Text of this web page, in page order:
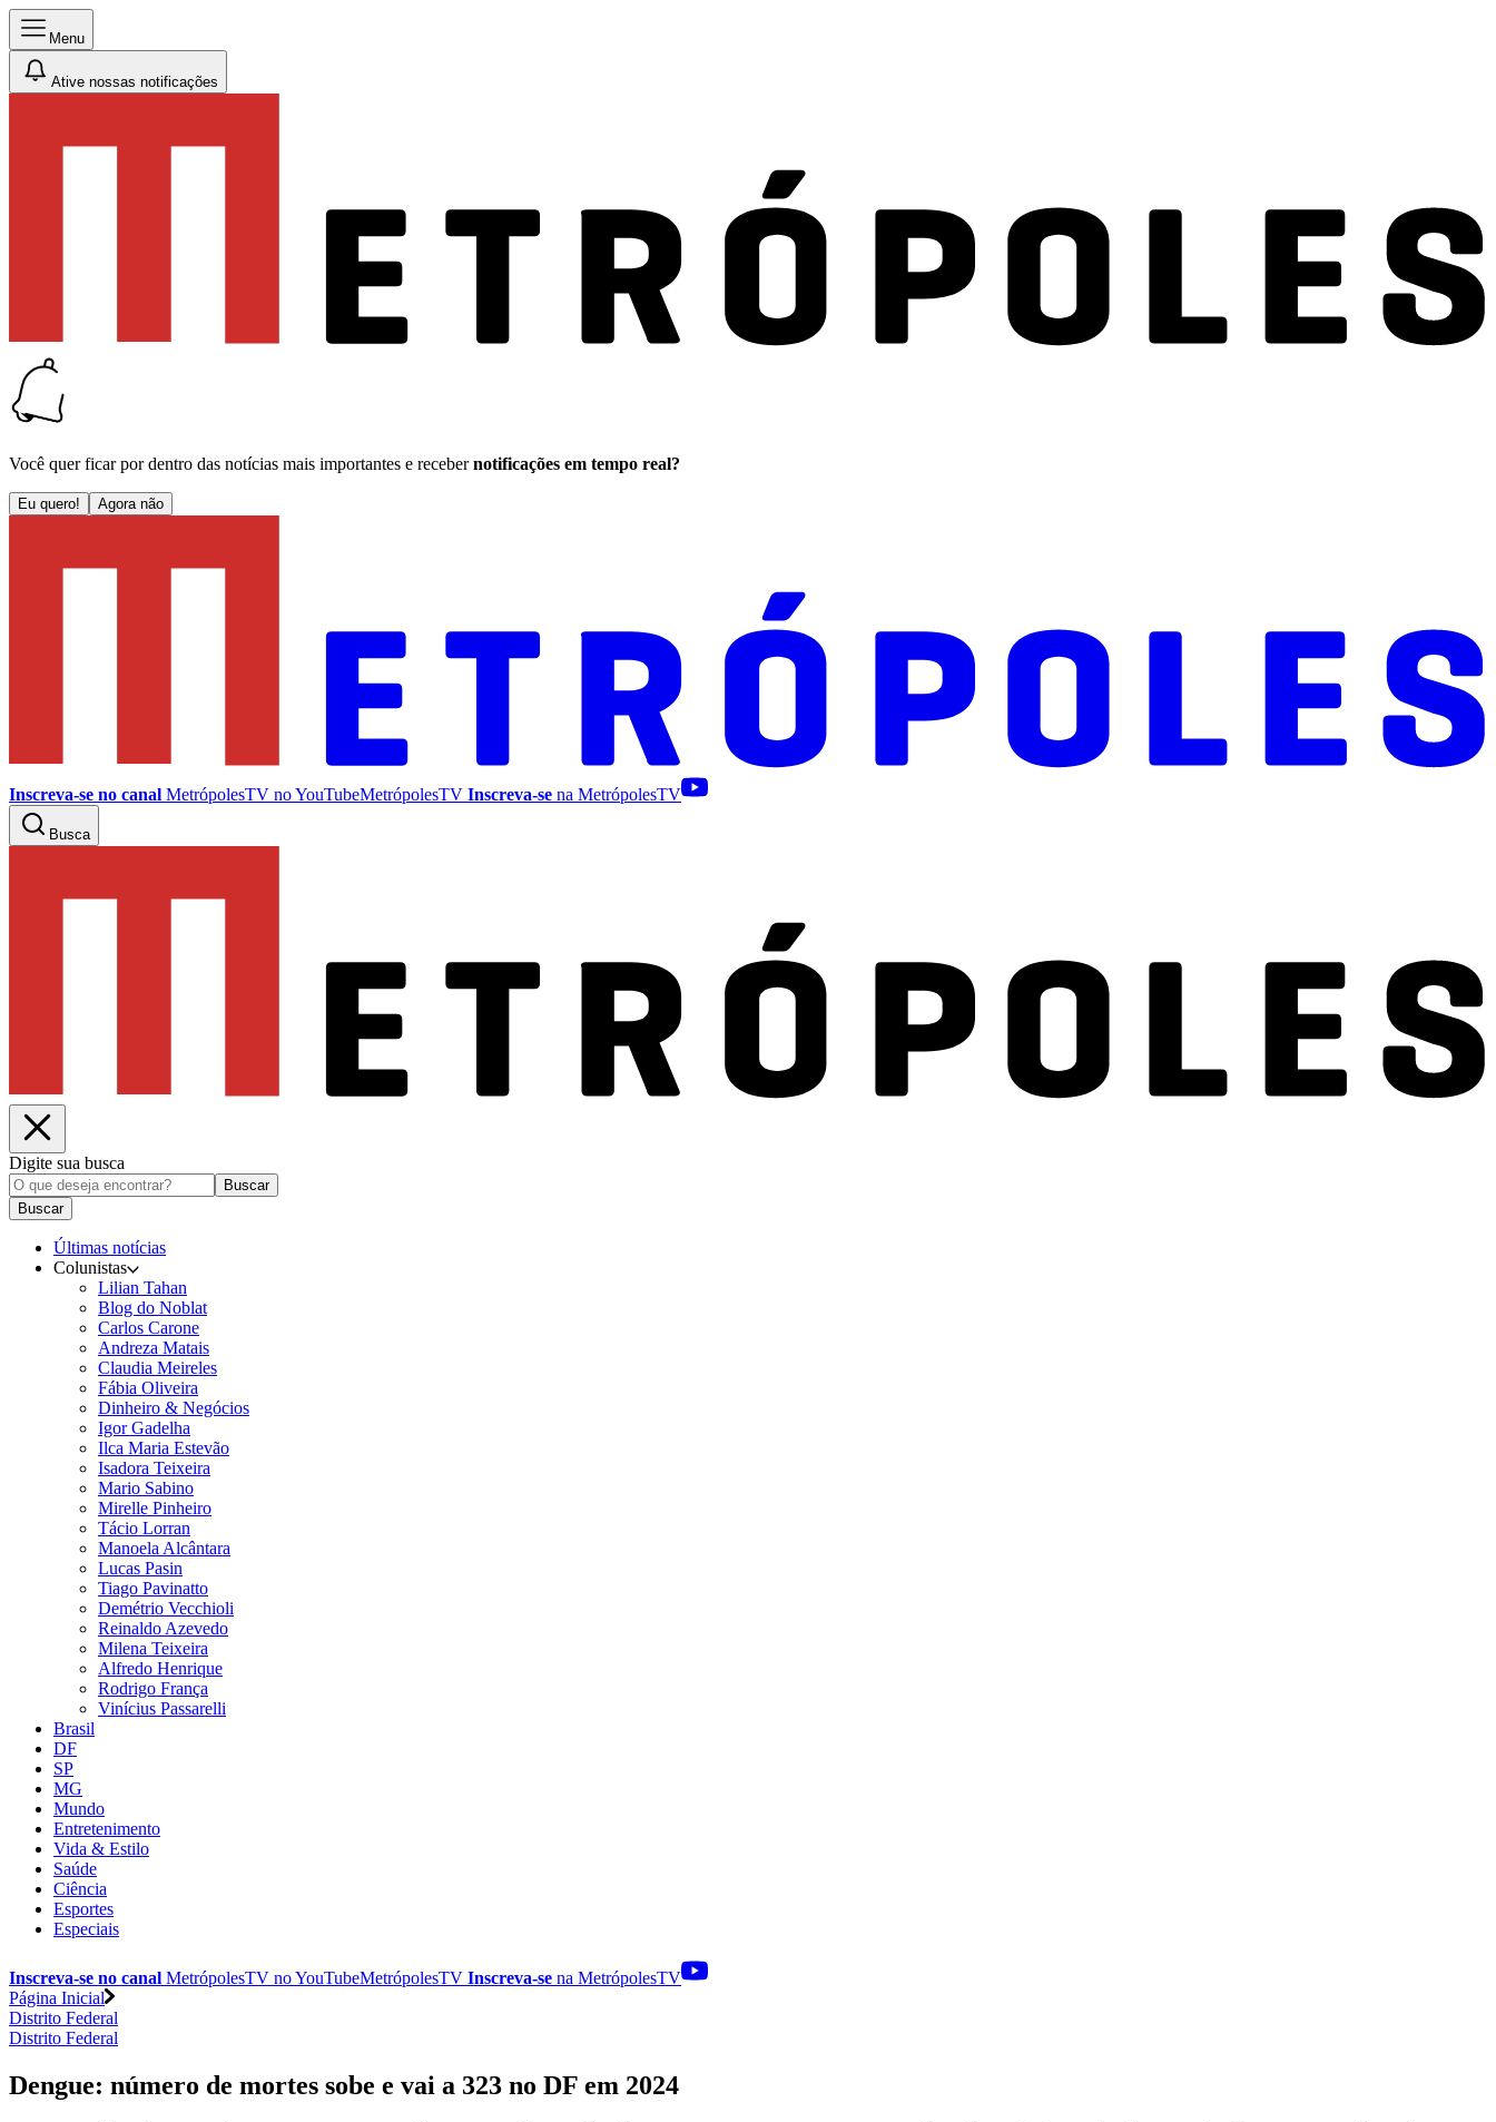
Menu
Ative nossas notificações
Você quer ficar por dentro das notícias mais importantes e receber notificações em tempo real?
Eu quero! Agora não
Inscreva-se no canal MetrópolesTV noYouTubeMetrópolesTV Inscreva-se na MetrópolesTV
Busca
Digite sua busca
Buscar
Buscar
Últimas notícias
Colunistas
Lilian Tahan
Blog do Noblat
Carlos Carone
Andreza Matais
Claudia Meireles
Fábia Oliveira
Dinheiro & Negócios
Igor Gadelha
Ilca Maria Estevão
Isadora Teixeira
Mario Sabino
Mirelle Pinheiro
Tácio Lorran
Manoela Alcântara
Lucas Pasin
Tiago Pavinatto
Demétrio Vecchioli
Reinaldo Azevedo
Milena Teixeira
Alfredo Henrique
Rodrigo França
Vinícius Passarelli
Brasil
DF
SP
MG
Mundo
Entretenimento
Vida & Estilo
Saúde
Ciência
Esportes
Especiais
Inscreva-se no canal MetrópolesTV noYouTubeMetrópolesTV Inscreva-se na MetrópolesTV
Página Inicial
Distrito Federal
Distrito Federal
Dengue: número de mortes sobe e vai a 323 no DF em 2024